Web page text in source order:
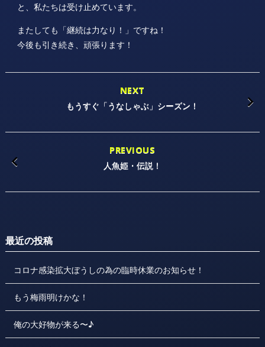
と、私たちは受け止めています。
またしても「継続は力なり！」ですね！
今後も引き続き、頑張ります！
NEXT
もうすぐ「うなしゃぶ」シーズン！
PREVIOUS
人魚姫・伝説！
最近の投稿
コロナ感染拡大ぼうしの為の臨時休業のお知らせ！
もう梅雨明けかな！
俺の大好物が来る〜♪